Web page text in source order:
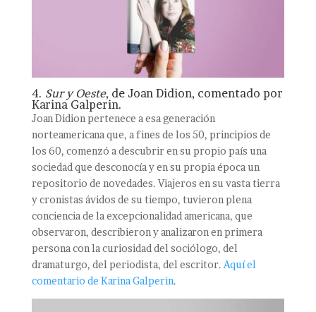
4. Sur y Oeste, de Joan Didion, comentado por
Karina Galperin.
Joan Didion pertenece a esa generación
norteamericana que, a fines de los 50, principios de
los 60, comenzó a descubrir en su propio país una
sociedad que desconocía y en su propia época un
repositorio de novedades. Viajeros en su vasta tierra
y cronistas ávidos de su tiempo, tuvieron plena
conciencia de la excepcionalidad americana, que
observaron, describieron y analizaron en primera
persona con la curiosidad del sociólogo, del
dramaturgo, del periodista, del escritor. Aquí el
comentario de Karina Galperin.